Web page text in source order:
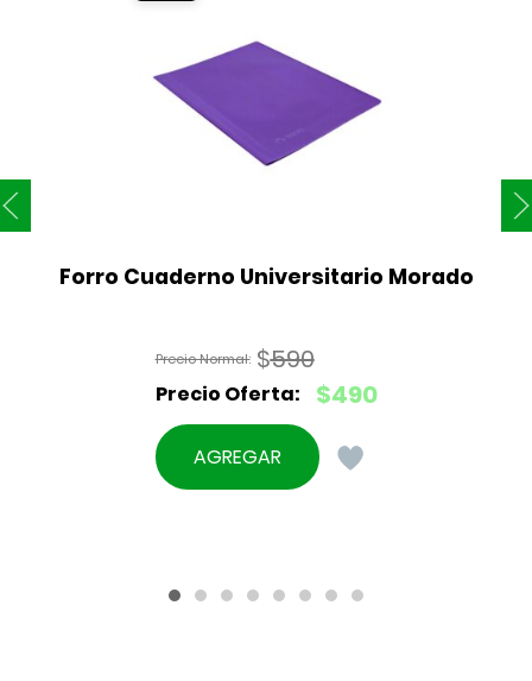
Forro Cuaderno Universitario Morado
$590
El
precio
original
$490
El
precio
actual
AGREGAR